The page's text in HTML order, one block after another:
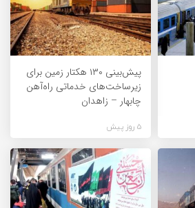
پیش‌بینی ۱۳۰ هکتار زمین برای
زیرساخت‌های خدماتی راه‌آهن
چابهار – زاهدان
5 روز پیش